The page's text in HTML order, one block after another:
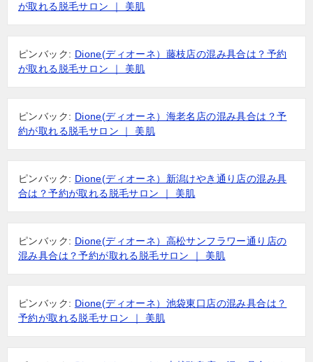
が取れる脱毛サロン ｜ 美肌
ピンバック: Dione(ディオーネ）藤枝店の混み具合は？予約
が取れる脱毛サロン ｜ 美肌
ピンバック: Dione(ディオーネ）海老名店の混み具合は？予
約が取れる脱毛サロン ｜ 美肌
ピンバック: Dione(ディオーネ）新潟けやき通り店の混み具
合は？予約が取れる脱毛サロン ｜ 美肌
ピンバック: Dione(ディオーネ）高松サンフラワー通り店の
混み具合は？予約が取れる脱毛サロン ｜ 美肌
ピンバック: Dione(ディオーネ）池袋東口店の混み具合は？
予約が取れる脱毛サロン ｜ 美肌